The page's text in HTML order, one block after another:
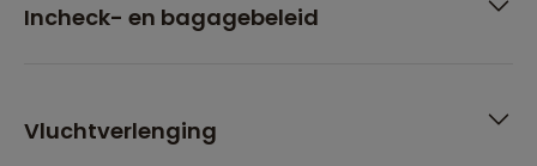
Incheck- en bagagebeleid
Vluchtverlenging